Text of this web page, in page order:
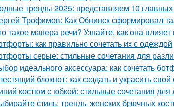
тренды 2025: представляем 10
Трофимов: Как Обнинск сформировал
такое манера речи? Узнайте, как она
как правильно сочетать их с одеждой
серые: стильные сочетания для
идеального аксессуара: как сочетать
блокнот: как создать и украсить
костюм с юбкой: стильные сочетания для
стиль: тренды женских брючных